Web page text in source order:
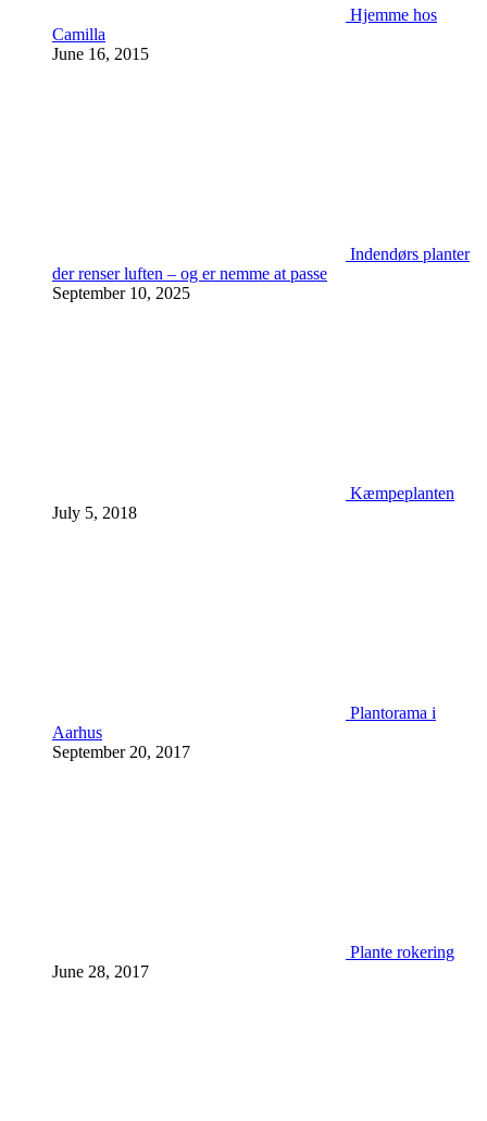
Hjemme hos
Camilla
June 16, 2015
Indendørs planter
der renser luften – og er nemme at passe
September 10, 2025
Kæmpeplanten
July 5, 2018
Plantorama i
Aarhus
September 20, 2017
Plante rokering
June 28, 2017